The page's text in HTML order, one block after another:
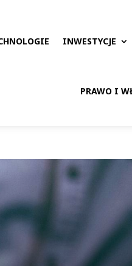
INWESTYCJE
PRAWO I